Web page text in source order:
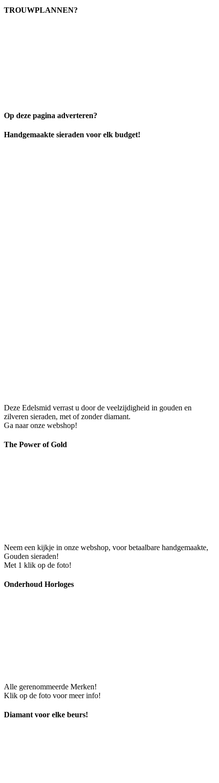
TROUWPLANNEN?
Op deze pagina adverteren?
Handgemaakte sieraden voor elk budget!
Deze Edelsmid verrast u door de veelzijdigheid in gouden en
zilveren sieraden, met of zonder diamant.
Ga naar onze webshop!
The Power of Gold
Neem een kijkje in onze webshop, voor betaalbare handgemaakte,
Gouden sieraden!
Met 1 klik op de foto!
Onderhoud Horloges
Alle gerenommeerde Merken!
Klik op de foto voor meer info!
Diamant voor elke beurs!